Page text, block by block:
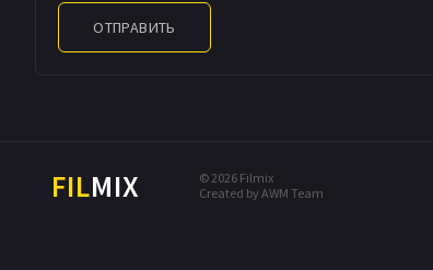
ОТПРАВИТЬ
FILMIX
© 2026 Filmix
Created by AWM Team